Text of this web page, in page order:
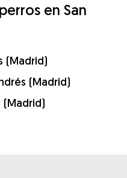
en San
(Madrid)
(Madrid)
(Madrid)